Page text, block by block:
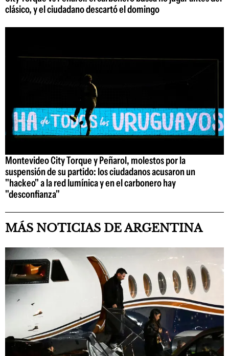
clásico, y el ciudadano descartó el domingo
Montevideo City Torque y Peñarol, molestos por la
suspensión de su partido: los ciudadanos acusaron un
"hackeo" a la red lumínica y en el carbonero hay
"desconfianza"
MÁS NOTICIAS DE ARGENTINA